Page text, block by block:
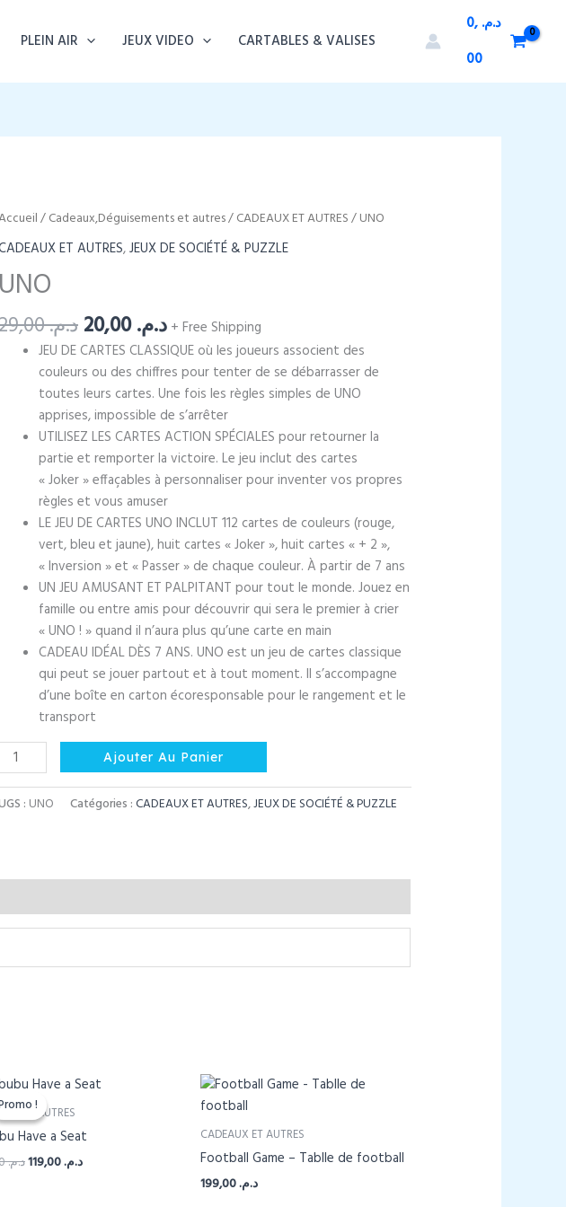
PLEIN AIR JEUX VIDEO CARTABLES & VALISES
د.م. 0,
00
/Cadeaux,Déguisements et autres/CADEAUX ET AUTRES/ UNO
ET AUTRES,JEUX DE SOCIÉTÉ & PUZZLE
UNO
د.م.29,00 Le
prix
initial
était :
د.م. 29,00.
د.م.20,00 Le
prix
actuel
est :
+ Free Shipping
JEU DE CARTES CLASSIQUE où les joueurs associent des
couleurs ou des chiffres pour tenter de se débarrasser de
toutes leurs cartes. Une fois les règles simples de UNO
apprises, impossible de s’arrêter
UTILISEZ LES CARTES ACTION SPÉCIALES pour retourner la
partie et remporter la victoire. Le jeu inclut des cartes
« Joker » effaçables à personnaliser pour inventer vos propres
règles et vous amuser
LE JEU DE CARTES UNO INCLUT 112 cartes de couleurs (rouge,
vert, bleu et jaune), huit cartes « Joker », huit cartes « + 2 »,
« Inversion » et « Passer » de chaque couleur. À partir de 7 ans
UN JEU AMUSANT ET PALPITANT pour tout le monde. Jouez en
famille ou entre amis pour découvrir qui sera le premier à crier
« UNO ! » quand il n’aura plus qu’une carte en main
CADEAU IDÉAL DÈS 7 ANS. UNO est un jeu de cartes classique
qui peut se jouer partout et à tout moment. Il s’accompagne
d’une boîte en carton écoresponsable pour le rangement et le
transport
quantité
Ajouter Au Panier
: UNO Catégories :CADEAUX ET AUTRES,JEUX DE SOCIÉTÉ & PUZZLE
!!
ET AUTRES
Have a Seat
د.م.179,00
Le
د.م.119,00
Le
CADEAUX ET AUTRES
Football Game – Tablle de football
د.م.199,00